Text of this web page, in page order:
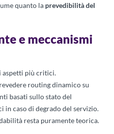
quanto la prevedibilità del
e meccanismi
aspetti più critici.
routing dinamico su
basati sullo stato del
in caso di degrado del servizio.
resta puramente teorica.